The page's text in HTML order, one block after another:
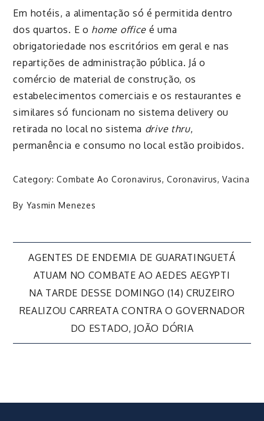
Em hotéis, a alimentação só é permitida dentro
dos quartos. E o home office é uma
obrigatoriedade nos escritórios em geral e nas
repartições de administração pública. Já o
comércio de material de construção, os
estabelecimentos comerciais e os restaurantes e
similares só funcionam no sistema delivery ou
retirada no local no sistema drive thru,
permanência e consumo no local estão proibidos.
Category:Combate Ao Coronavirus,Coronavirus,Vacina
By Yasmin Menezes
Navegação
de
AGENTES DE ENDEMIA DE GUARATINGUETÁ
ATUAM NO COMBATE AO AEDES AEGYPTI
NA TARDE DESSE DOMINGO (14) CRUZEIRO
REALIZOU CARREATA CONTRA O GOVERNADOR
DO ESTADO, JOÃO DÓRIA